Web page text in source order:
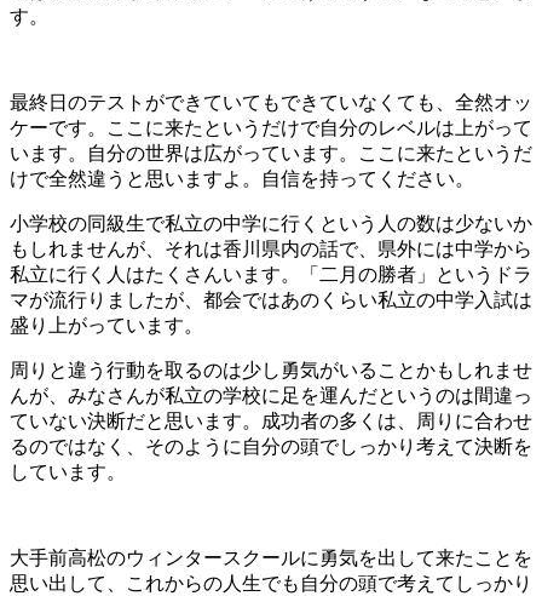
す。
最終日のテストができていてもできていなくても、全然オッ
ケーです。ここに来たというだけで自分のレベルは上がって
います。自分の世界は広がっています。ここに来たというだ
けで全然違うと思いますよ。自信を持ってください。
小学校の同級生で私立の中学に行くという人の数は少ないか
もしれませんが、それは香川県内の話で、県外には中学から
私立に行く人はたくさんいます。「二月の勝者」というドラ
マが流行りましたが、都会ではあのくらい私立の中学入試は
盛り上がっています。
周りと違う行動を取るのは少し勇気がいることかもしれませ
んが、みなさんが私立の学校に足を運んだというのは間違っ
ていない決断だと思います。成功者の多くは、周りに合わせ
るのではなく、そのように自分の頭でしっかり考えて決断を
しています。
大手前高松のウィンタースクールに勇気を出して来たことを
思い出して、これからの人生でも自分の頭で考えてしっかり